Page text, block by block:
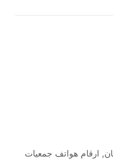
, ارقام هواتف جمعيات